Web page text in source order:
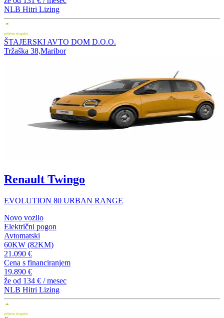
NLB Hitri Lizing
ŠTAJERSKI AVTO DOM D.O.O.
Tržaška 38,Maribor
Renault Twingo
EVOLUTION 80 URBAN RANGE
Novo vozilo
Električni pogon
Avtomatski
60KW (82KM)
21.090 €
Cena s financiranjem
19.890 €
že od 134 € / mesec
NLB Hitri Lizing